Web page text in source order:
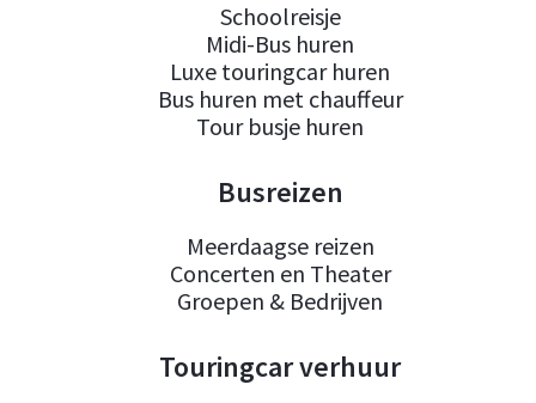
Schoolreisje
Midi-Bus huren
Luxe touringcar huren
Bus huren met chauffeur
Tour busje huren
Busreizen
Meerdaagse reizen
Concerten en Theater
Groepen & Bedrijven
Touringcar verhuur